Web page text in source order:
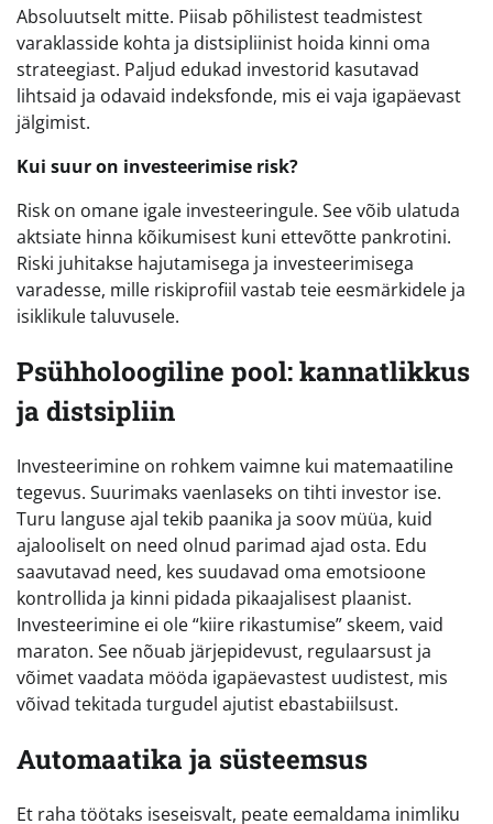
Absoluutselt mitte. Piisab põhilistest teadmistest
varaklasside kohta ja distsipliinist hoida kinni oma
strateegiast. Paljud edukad investorid kasutavad
lihtsaid ja odavaid indeksfonde, mis ei vaja igapäevast
jälgimist.
Kui suur on investeerimise risk?
Risk on omane igale investeeringule. See võib ulatuda
aktsiate hinna kõikumisest kuni ettevõtte pankrotini.
Riski juhitakse hajutamisega ja investeerimisega
varadesse, mille riskiprofiil vastab teie eesmärkidele ja
isiklikule taluvusele.
Psühholoogiline pool: kannatlikkus
ja distsipliin
Investeerimine on rohkem vaimne kui matemaatiline
tegevus. Suurimaks vaenlaseks on tihti investor ise.
Turu languse ajal tekib paanika ja soov müüa, kuid
ajalooliselt on need olnud parimad ajad osta. Edu
saavutavad need, kes suudavad oma emotsioone
kontrollida ja kinni pidada pikaajalisest plaanist.
Investeerimine ei ole “kiire rikastumise” skeem, vaid
maraton. See nõuab järjepidevust, regulaarsust ja
võimet vaadata mööda igapäevastest uudistest, mis
võivad tekitada turgudel ajutist ebastabiilsust.
Automaatika ja süsteemsus
Et raha töötaks iseseisvalt, peate eemaldama inimliku